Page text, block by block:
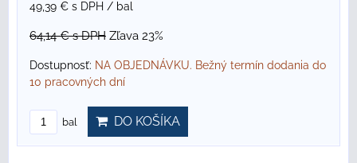
49,39 € s DPH / bal
64,14 €s DPH Zľava 23%
Dostupnosť: NA OBJEDNÁVKU. Bežný termín dodania do
10 pracovných dní
bal DO KOŠÍKA